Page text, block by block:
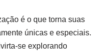
é o que torna suas
únicas e especiais.
se explorando